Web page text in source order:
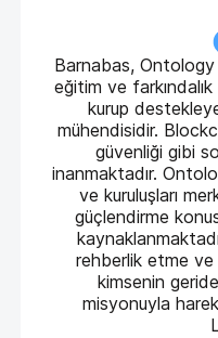
Barnabas,
eğitim ve
kurup
mühendisidir.
güvenliği gibi
inanmaktadır.
ve kuruluşları
güçlendirme
rehberlik etme
kimsenin
misyonuyla